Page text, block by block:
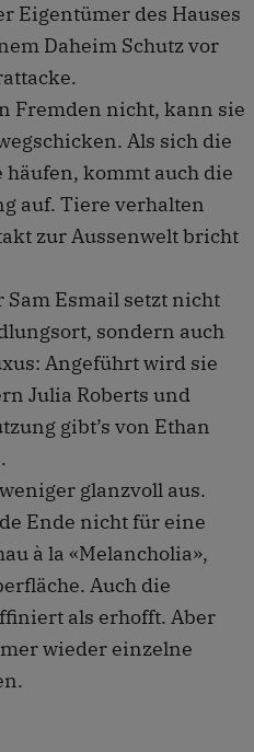
Eigentümer des Hauses
Daheim Schutz vor
Fremden nicht, kann sie
Als sich die
häufen, kommt auch die
auf. Tiere verhalten
zur Aussenwelt bricht
Sam Esmail setzt nicht
sondern auch
Angeführt wird sie
Julia Roberts und
gibt’s von Ethan
glanzvoll aus.
Ende nicht für eine
à la «Melancholia»,
Auch die
als erhofft. Aber
wieder einzelne